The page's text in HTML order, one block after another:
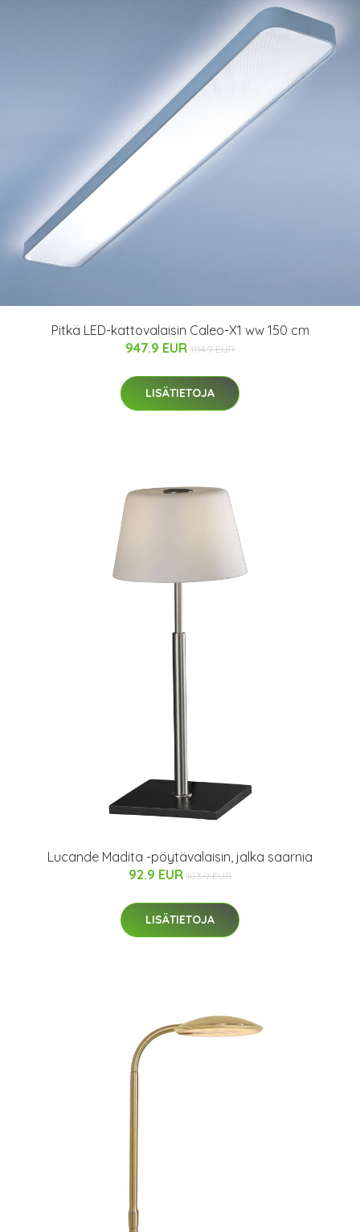
Pitkä LED-kattovalaisin Caleo-X1 ww 150 cm
947.9 EUR 1114.9 EUR
LISÄTIETOJA
Lucande Madita -pöytävalaisin, jalka saarnia
92.9 EUR 103.9 EUR
LISÄTIETOJA